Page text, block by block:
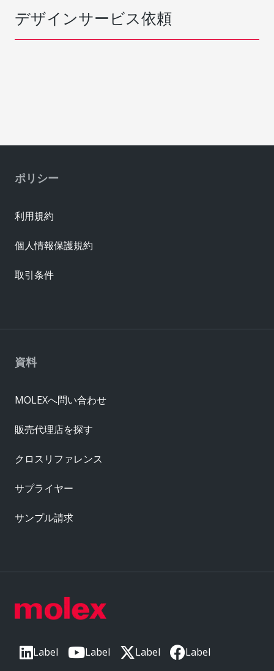
デザインサービス依頼
Label Label Label Label
資料
MOLEXへ問い合わせ
販売代理店を探す
クロスリファレンス
サプライヤー
サンプル請求
ポリシー
利用規約
個人情報保護規約
取引条件